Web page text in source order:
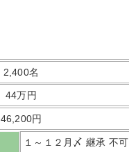
2,400名
44万円
46,200円
１～１２月〆 継承 不可